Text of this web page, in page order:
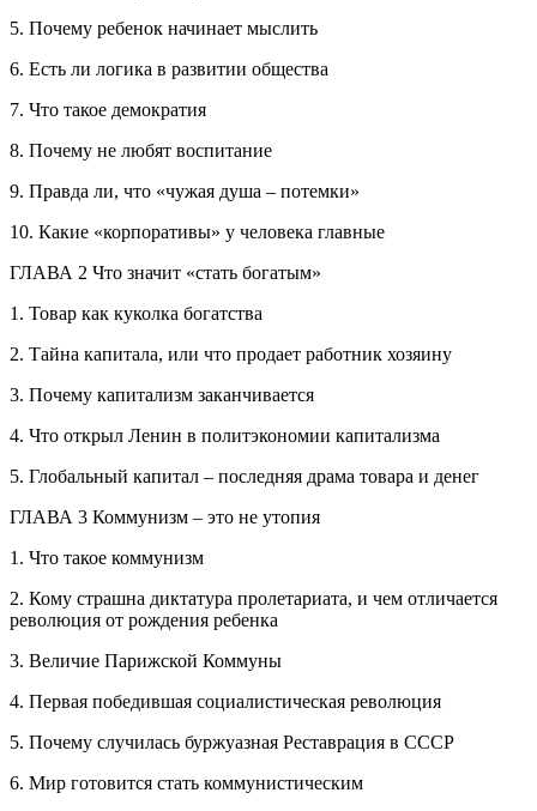
5. Почему ребенок начинает мыслить
6. Есть ли логика в развитии общества
7. Что такое демократия
8. Почему не любят воспитание
9. Правда ли, что «чужая душа – потемки»
10. Какие «корпоративы» у человека главные
ГЛАВА 2 Что значит «стать богатым»
1. Товар как куколка богатства
2. Тайна капитала, или что продает работник хозяину
3. Почему капитализм заканчивается
4. Что открыл Ленин в политэкономии капитализма
5. Глобальный капитал – последняя драма товара и денег
ГЛАВА 3 Коммунизм – это не утопия
1. Что такое коммунизм
2. Кому страшна диктатура пролетариата, и чем отличается
революция от рождения ребенка
3. Величие Парижской Коммуны
4. Первая победившая социалистическая революция
5. Почему случилась буржуазная Реставрация в СССР
6. Мир готовится стать коммунистическим